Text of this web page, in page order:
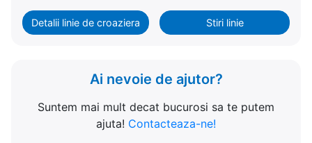
Detalii linie de croaziera Stiri linie
Ai nevoie de ajutor?
Suntem mai mult decat bucurosi sa te putem
ajuta! Contacteaza-ne!